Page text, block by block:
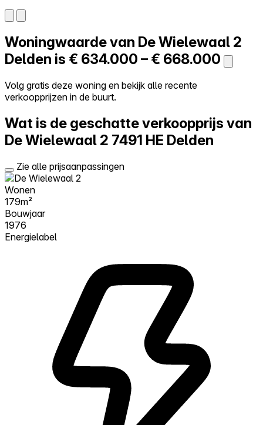
Zelf kopen
Alles-in-één
Reviews
Log in
Woningwaarde van De Wielewaal 2
Delden is € 634.000 – € 668.000
Volg gratis deze woning en bekijk alle recente
verkoopprijzen in de buurt.
Wat is de geschatte verkoopprijs van
De Wielewaal 2 7491 HE Delden
Zie alle prijsaanpassingen
Wonen
179m²
Bouwjaar
1976
Energielabel